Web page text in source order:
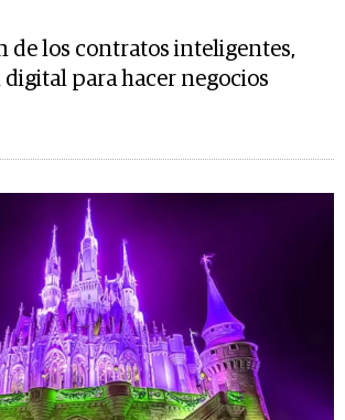
de los contratos inteligentes,
para hacer negocios